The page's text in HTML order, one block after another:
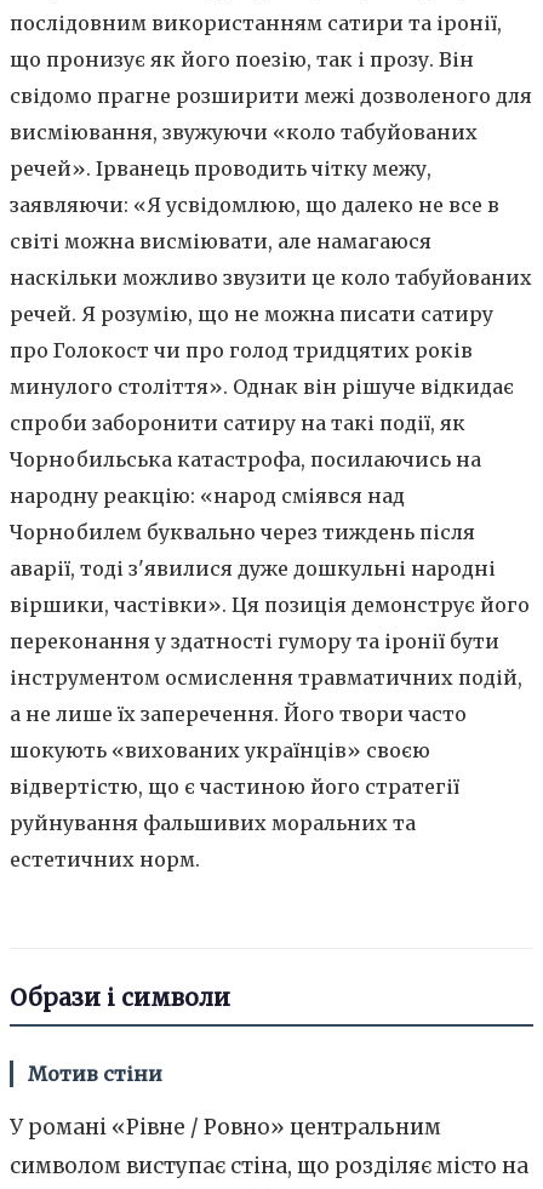
послідовним використанням сатири та іронії,
що пронизує як його поезію, так і прозу. Він
свідомо прагне розширити межі дозволеного для
висміювання, звужуючи «коло табуйованих
речей». Ірванець проводить чітку межу,
заявляючи: «Я усвідомлюю, що далеко не все в
світі можна висміювати, але намагаюся
наскільки можливо звузити це коло табуйованих
речей. Я розумію, що не можна писати сатиру
про Голокост чи про голод тридцятих років
минулого століття». Однак він рішуче відкидає
спроби заборонити сатиру на такі події, як
Чорнобильська катастрофа, посилаючись на
народну реакцію: «народ сміявся над
Чорнобилем буквально через тиждень після
аварії, тоді з'явилися дуже дошкульні народні
віршики, частівки». Ця позиція демонструє його
переконання у здатності гумору та іронії бути
інструментом осмислення травматичних подій,
а не лише їх заперечення. Його твори часто
шокують «вихованих українців» своєю
відвертістю, що є частиною його стратегії
руйнування фальшивих моральних та
естетичних норм.
Образи і символи
Мотив стіни
У романі «Рівне / Ровно» центральним
символом виступає стіна, що розділяє місто на